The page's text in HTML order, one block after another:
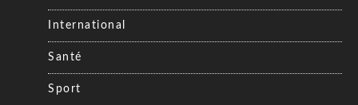
International
Santé
Sport